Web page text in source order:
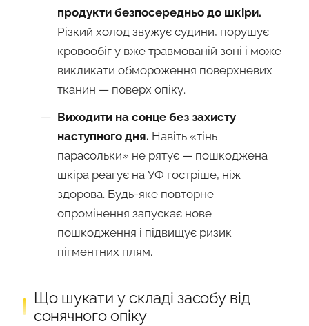
продукти безпосередньо до шкіри.
Різкий холод звужує судини, порушує
кровообіг у вже травмованій зоні і може
викликати обмороження поверхневих
тканин — поверх опіку.
Виходити на сонце без захисту
наступного дня. Навіть «тінь
парасольки» не рятує — пошкоджена
шкіра реагує на УФ гостріше, ніж
здорова. Будь-яке повторне
опромінення запускає нове
пошкодження і підвищує ризик
пігментних плям.
Що шукати у складі засобу від
сонячного опіку